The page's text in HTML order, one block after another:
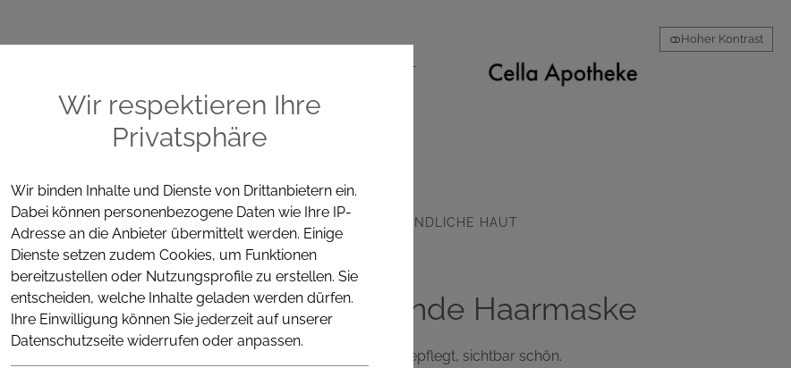
Hoher Kontrast
KONTAKT
FÜR EMPFINDLICHE HAUT
Cella Apotheke
Restrukturierende Haarmaske
Verwöhnt dein Haar – fühlbar gepflegt, sichtbar schön.
Wir respektieren Ihre
Privatsphäre
Wir binden Inhalte und Dienste von Drittanbietern ein.
Dabei können personenbezogene Daten wie Ihre IP-
Adresse an die Anbieter übermittelt werden. Einige
Dienste setzen zudem Cookies, um Funktionen
bereitzustellen oder Nutzungsprofile zu erstellen. Sie
entscheiden, welche Inhalte geladen werden dürfen.
Ihre Einwilligung können Sie jederzeit auf unserer
Datenschutzseite widerrufen oder anpassen.